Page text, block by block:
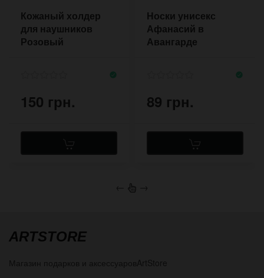
Кожаный холдер
для наушников
Розовый
150 грн.
Носки унисекс
Афанасий в
Авангарде
89 грн.
← →
ARTSTORE